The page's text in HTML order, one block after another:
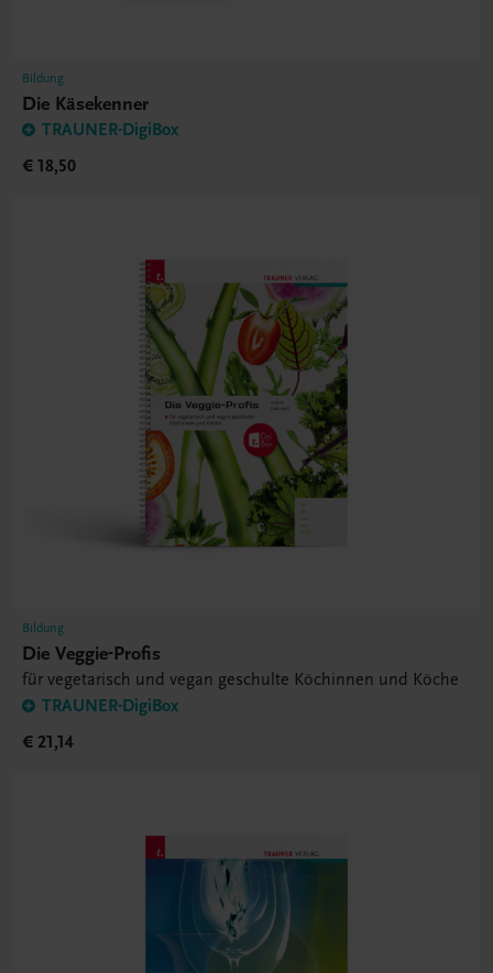
Bildung
Die Käsekenner
TRAUNER-DigiBox
€ 18,50
Bildung
Die Veggie-Profis
für vegetarisch und vegan geschulte Köchinnen und Köche
TRAUNER-DigiBox
€ 21,14